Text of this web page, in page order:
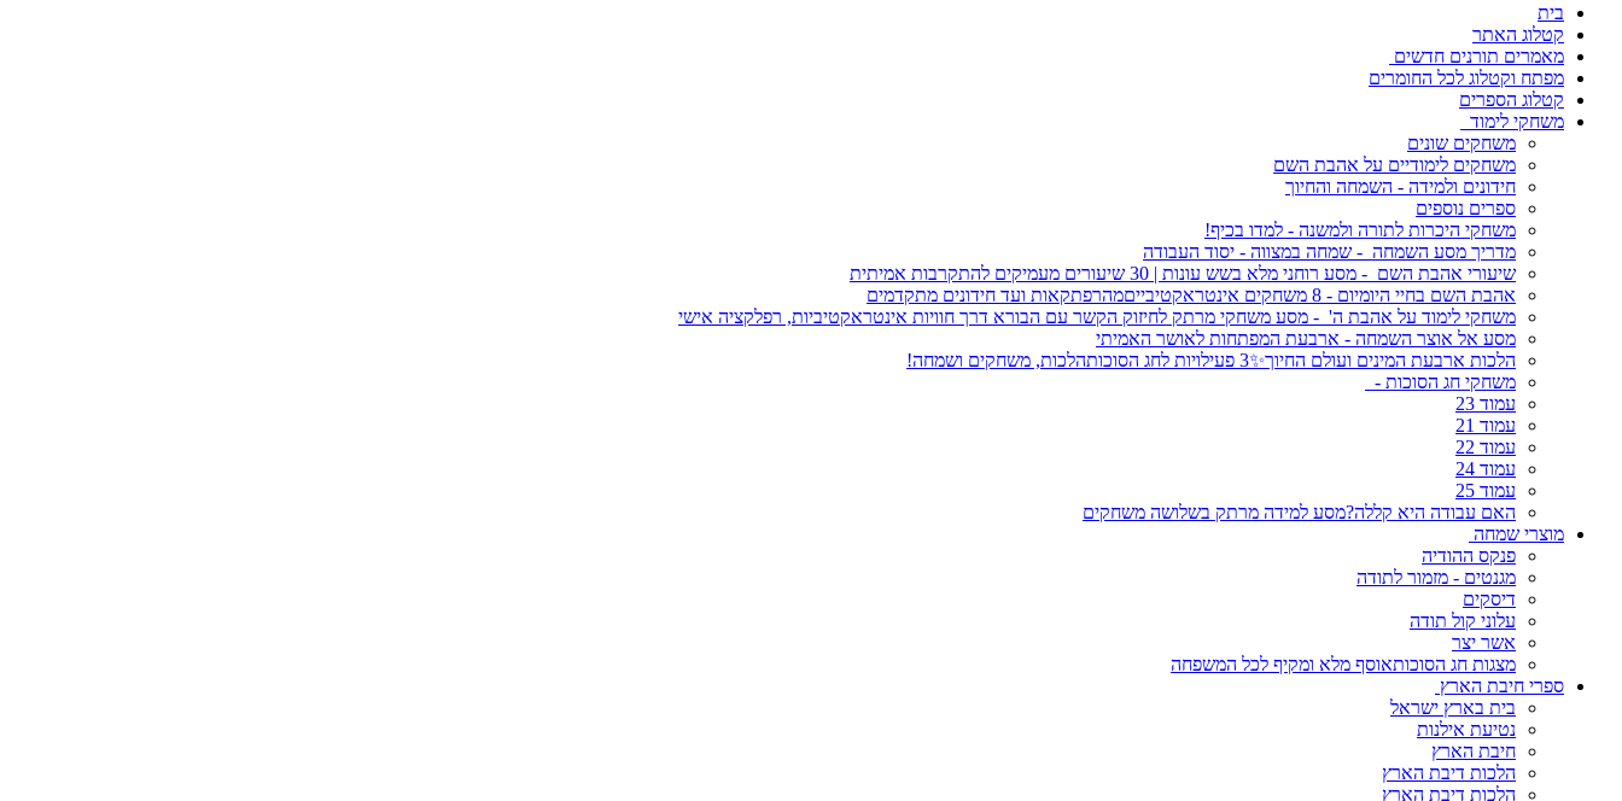
בית
קטלוג האתר
מאמרים תורנים חדשים
מפתח וקטלוג לכל החומרים
קטלוג הספרים
משחקי לימוד
משחקים שונים
משחקים לימודיים על אהבת השם
חידונים ולמידה - השמחה והחיוך
ספרים נוספים
משחקי היכרות לתורה ולמשנה - למדו בכיף!
מדריך מסע השמחה - שמחה במצווה - יסוד העבודה
שיעורי אהבת השם - מסע רוחני מלא בשש עונות | 30 שיעורים מעמיקים להתקרבות אמיתית
אהבת השם בחיי היומיום - 8 משחקים אינטראקטיבייםמהרפתקאות ועד חידונים מתקדמים
משחקי לימוד על אהבת ה' - מסע משחקי מרתק לחיזוק הקשר עם הבורא דרך חוויות אינטראקטיביות, רפלקציה אישי
מסע אל אוצר השמחה - ארבעת המפתחות לאושר האמיתי
הלכות ארבעת המינים ועולם החיוך✨3 פעילויות לחג הסוכותהלכות, משחקים ושמחה!
משחקי חג הסוכות -
עמוד 23
עמוד 21
עמוד 22
עמוד 24
עמוד 25
האם עבודה היא קללה?מסע למידה מרתק בשלושה משחקים
מוצרי שמחה
פנקס ההודיה
מגנטים - מזמור לתודה
דיסקים
עלוני קול תודה
אשר יצר
מצגות חג הסוכותאוסף מלא ומקיף לכל המשפחה
ספרי חיבת הארץ
בית בארץ ישראל
נטיעת אילנות
חיבת הארץ
הלכות דיבת הארץ
הלכות דיבת הארץ